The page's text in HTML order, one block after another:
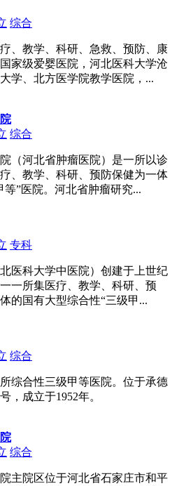
综合
、教学、科研、急救、预防、康
家级爱婴医院，河北医科大学沧
学、北方医学院教学医院，...
综合
（河北省肿瘤医院）是一所以诊
、教学、科研、预防保健为一体
等”医院。河北省肿瘤研究...
专科
医科大学中医院）创建于上世纪
一所集医疗、教学、科研、预
的国有大型综合性“三级甲...
综合
综合性三级甲等医院。位于承德
，成立于1952年。
综合
主院区位于河北省石家庄市和平